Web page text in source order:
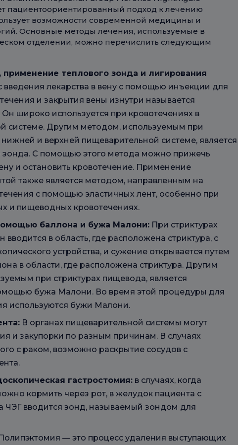
пациентоориентированный подход к лечению
возможности современной медицины и
Основные методы лечения, используемые в
отделении, можно перечислить следующим
применение теплового зонда и лигирования
введения лекарства в вену с помощью инъекции для
и закрытия вены изнутри называется
Он широко используется при кровотечениях в
системе. Другим методом, используемым при
нижней и верхней пищеварительной системе, является
зонда. С помощью этого метода можно прижечь
и остановить кровотечение. Применение
также является методом, направленным на
с помощью эластичных лент, особенно при
и пищеводных кровотечениях.
баллона и бужа Малони: При стриктурах
в область, где расположена стриктура, с
устройства, и сужение открывается путем
в области, где расположена стриктура. Другим
при стриктурах пищевода, является
бужа Малони. Во время этой процедуры для
используются бужи Малони.
В органах пищеварительной системы могут
и закупорки по разным причинам. В случаях
с раком, возможно раскрытие сосудов с
гастростомия: в случаях, когда
кормить через рот, в желудок пациента с
вводится зонд, называемый зондом для
— это процесс удаления выступающих